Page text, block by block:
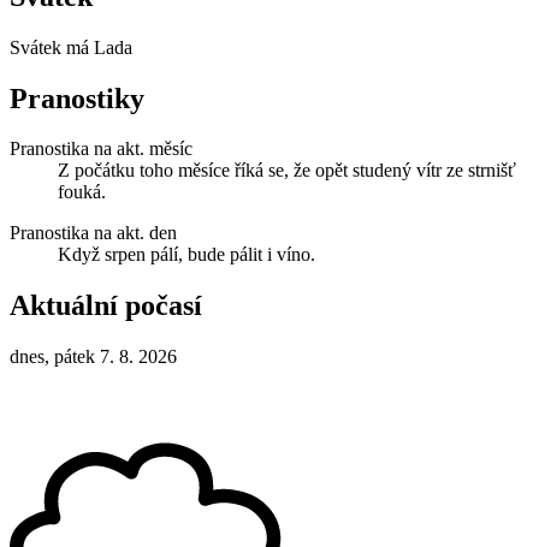
Svátek má Lada
Pranostiky
Pranostika na akt. měsíc
Z počátku toho měsíce říká se, že opět studený vítr ze strnišť
fouká.
Pranostika na akt. den
Když srpen pálí, bude pálit i víno.
Aktuální počasí
dnes, pátek 7. 8. 2026